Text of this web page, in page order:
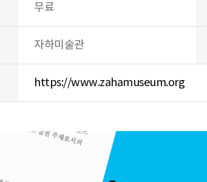
무료
자하미술관
https://www.zahamuseum.org